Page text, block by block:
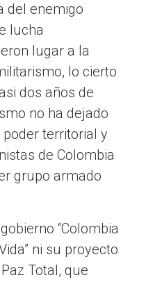
del enemigo
lucha
lugar a la
lo cierto
dos años de
no ha dejado
territorial y
de Colombia
grupo armado
“Colombia
ni su proyecto
Total, que